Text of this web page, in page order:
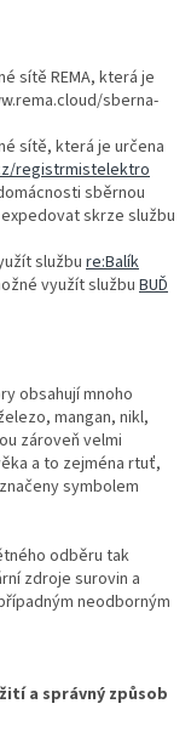
sítě REMA, která je
sberna-
sítě, která je určena
registrmistelektro
sběrnou
skrze službu
službu re:Balík
využít službu BUĎ
obsahují mnoho
mangan, nikl,
zároveň velmi
a to zejména rtuť,
symbolem
odběru tak
zdroje surovin a
neodborným
a správný způsob